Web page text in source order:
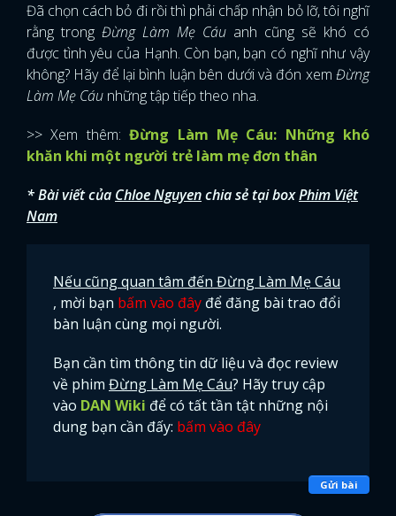
Đã chọn cách bỏ đi rồi thì phải chấp nhận bỏ lỡ, tôi nghĩ
rằng trong Đừng Làm Mẹ Cáu anh cũng sẽ khó có
được tình yêu của Hạnh. Còn bạn, bạn có nghĩ như vậy
không? Hãy để lại bình luận bên dưới và đón xem Đừng
Làm Mẹ Cáu những tập tiếp theo nha.
>> Xem thêm:Đừng Làm Mẹ Cáu: Những khó
khăn khi một người trẻ làm mẹ đơn thân
* Bài viết của Chloe Nguyenchia sẻ tại boxPhim Việt
Nam
Nếu cũng quan tâm đến Đừng Làm Mẹ Cáu
, mời bạn bấm vào đây để đăng bài trao đổi
bàn luận cùng mọi người.
Bạn cần tìm thông tin dữ liệu và đọc review
về phim Đừng Làm Mẹ Cáu? Hãy truy cập
vào DAN Wiki để có tất tần tật những nội
dung bạn cần đấy: bấm vào đây
Gửi bài